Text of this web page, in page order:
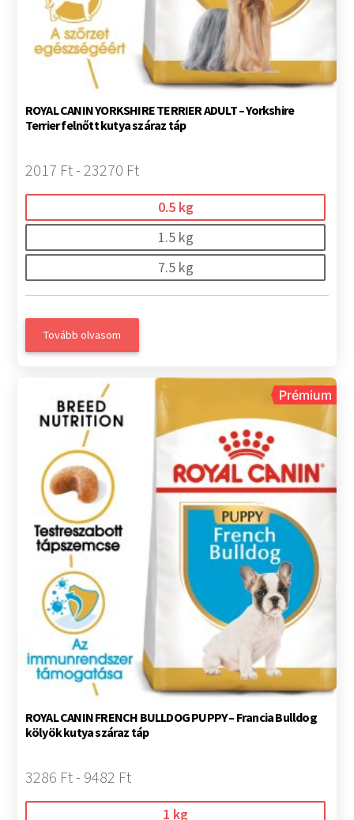
ROYAL CANIN YORKSHIRE TERRIER ADULT – Yorkshire
Terrier felnőtt kutya száraz táp
2017 Ft - 23270 Ft
0.5 kg
1.5 kg
7.5 kg
Tovább olvasom
Prémium
ROYAL CANIN FRENCH BULLDOG PUPPY – Francia Bulldog
kölyök kutya száraz táp
3286 Ft - 9482 Ft
1 kg